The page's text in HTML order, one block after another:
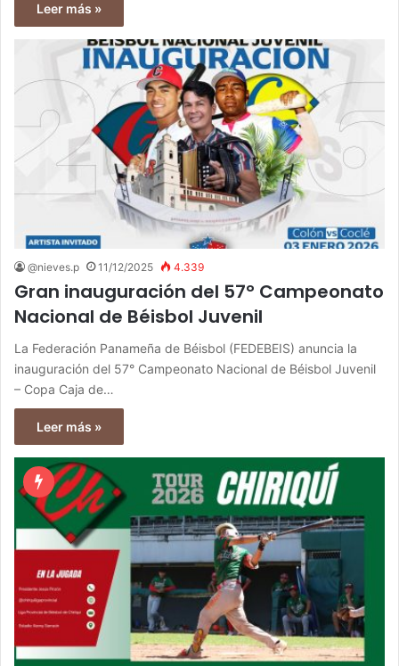
Leer más »
@nieves.p 11/12/2025 4.339
Gran inauguración del 57° Campeonato
Nacional de Béisbol Juvenil
La Federación Panameña de Béisbol (FEDEBEIS) anuncia la
inauguración del 57° Campeonato Nacional de Béisbol Juvenil
– Copa Caja de…
Leer más »